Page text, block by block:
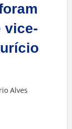
vice-
Alves